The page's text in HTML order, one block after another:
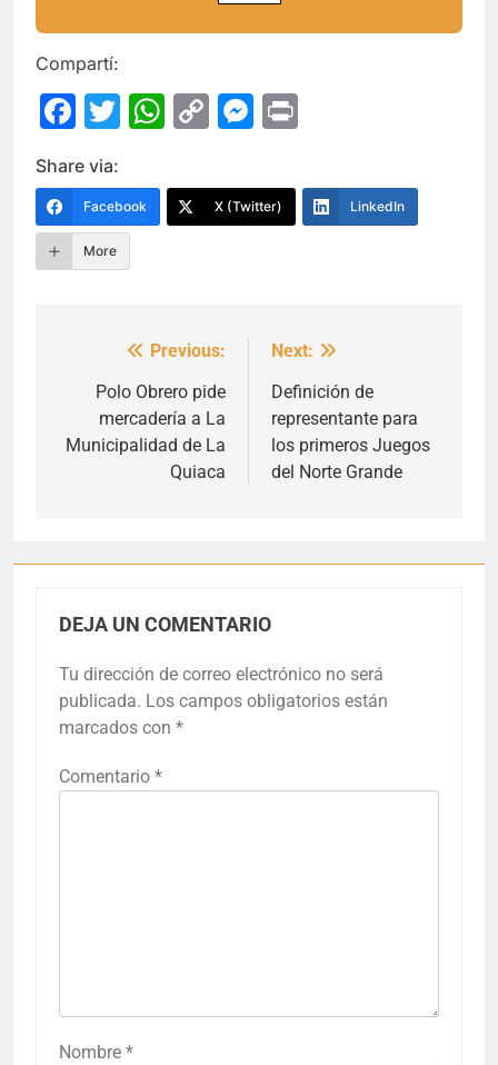
Compartí:
Facebook
Twitter
WhatsApp
CopyMessenger
Share via:
Facebook X (Twitter) LinkedIn
More
Navegación
entradas
Previous:
Polo Obrero pide
mercadería a La
Municipalidad de La
Quiaca
Next:
Definición de
representante para
los primeros Juegos
del Norte Grande
DEJA UN COMENTARIO
Tu dirección de correo electrónico no será
publicada. Los campos obligatorios están
marcados con *
Comentario *
Nombre *